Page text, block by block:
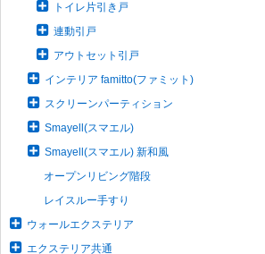
トイレ片引き戸
連動引戸
アウトセット引戸
インテリア famitto(ファミット)
スクリーンパーティション
Smayell(スマエル)
Smayell(スマエル) 新和風
オープンリビング階段
レイスルー手すり
ウォールエクステリア
エクステリア共通